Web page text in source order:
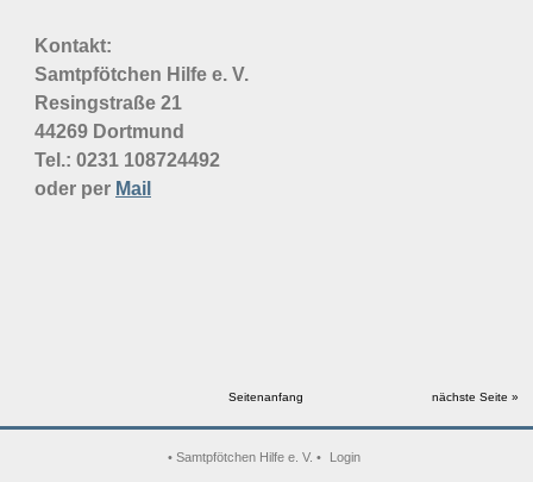
Kontakt:
Samtpfötchen Hilfe e. V.
Resingstraße 21
44269 Dortmund
Tel.: 0231 108724492
oder per Mail
Seitenanfang nächste Seite »
• Samtpfötchen Hilfe e. V. • Login